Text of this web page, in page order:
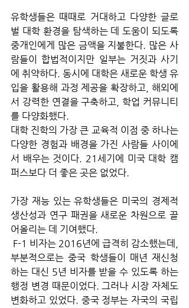
유학생들은 때때로 거대하고 다양한 글로
벌 대학 환경을 탐색하는 데 도움이 되도록
중개인에게 많은 금액을 지불한다. 많은 사
람들이 합법적이지만 일부는 거짓과 사기
에 취약하다. 동시에 대학은 새로운 학생 유
입을 활용해 과정 제공을 확장하고, 해외에
서 강력한 연결을 구축하고, 학업 커뮤니티
를 다양화했다.
대학 진학의 가장 큰 교육적 이점 중 하나는
다양한 경험과 배경을 가진 사람들 사이에
서 배우는 것이다. 21세기에 미국 대학 캠
퍼스보다 더 좋은 곳은 없었다.
가장 재능 있는 유학생들은 미국의 경제적
생산성과 연구 패권을 새로운 차원으로 끌
어올리는 데 기여했다.
부분적으로는 중국 학생들이 매년 재신청
하는 대신 5년 비자를 받을 수 있도록 하는
행정 변경 때문이었다. 그러나 시장 자체도
변화하고 있었다. 중국 정부는 자국의 국립